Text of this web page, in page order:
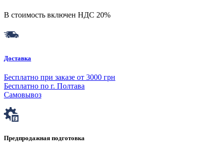
В стоимость включен НДС 20%
Доставка
Бесплатно при заказе от 3000 грн
Бесплатно по г. Полтава
Самовывоз
Предпродажная подготовка